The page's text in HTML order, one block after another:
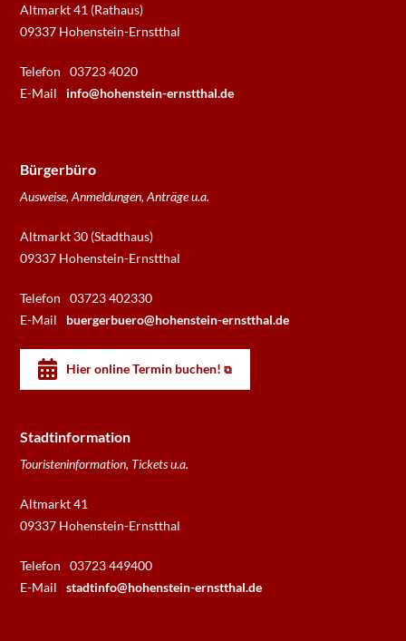
Altmarkt 41 (Rathaus)
09337 Hohenstein-Ernstthal
Telefon
03723 4020
E-Mail
info@hohenstein-ernstthal.de
Bürgerbüro
Ausweise, Anmeldungen, Anträge u.a.
Altmarkt 30 (Stadthaus)
09337 Hohenstein-Ernstthal
Telefon
03723 402330
E-Mail
buergerbuero@hohenstein-ernstthal.de
Hier online Termin buchen!
Stadtinformation
Touristeninformation, Tickets u.a.
Altmarkt 41
09337 Hohenstein-Ernstthal
Telefon
03723 449400
E-Mail
stadtinfo@hohenstein-ernstthal.de